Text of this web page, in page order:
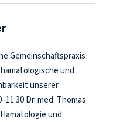
Gemeinschaftspraxis
und
unserer
Dr. med. Thomas
und